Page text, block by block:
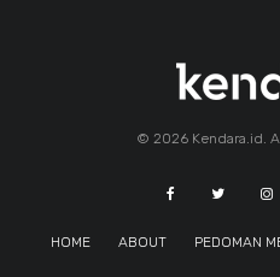
© 2026 Kendara.id.
HOME ABOUT PEDOMAN